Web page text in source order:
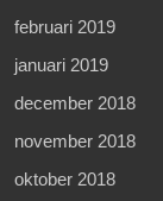
februari 2019
januari 2019
december 2018
november 2018
oktober 2018